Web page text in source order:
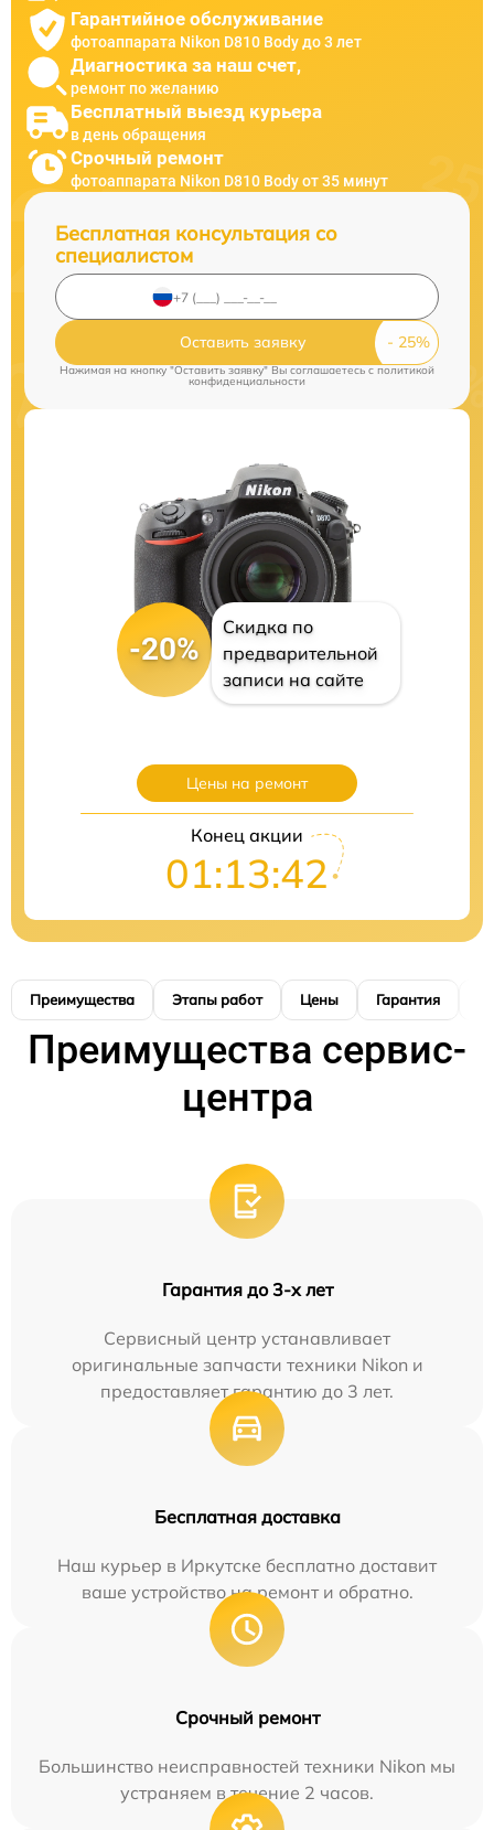
Гарантийное обслуживание
фотоаппарата Nikon D810 Body до 3 лет
Диагностика за наш счет,
ремонт по желанию
Бесплатный выезд курьера
в день обращения
Срочный ремонт
фотоаппарата Nikon D810 Body от 35 минут
Бесплатная консультация со
специалистом
Оставить заявку
Нажимая на кнопку "Оставить заявку" Вы соглашаетесь cполитикой
конфиденциальности
-20%
Скидка по
предварительной
записи на сайте
Цены на ремонт
Конец акции
01:13:41
Преимущества Этапы работ Цены Гарантия
Преимущества сервис-
центра
Гарантия до 3-х лет
Сервисный центр устанавливает
оригинальные запчасти техники Nikon и
предоставляет гарантию до 3 лет.
Бесплатная доставка
Наш курьер в Иркутске бесплатно доставит
ваше устройство на ремонт и обратно.
Срочный ремонт
Большинство неисправностей техники Nikon мы
устраняем в течение 2 часов.